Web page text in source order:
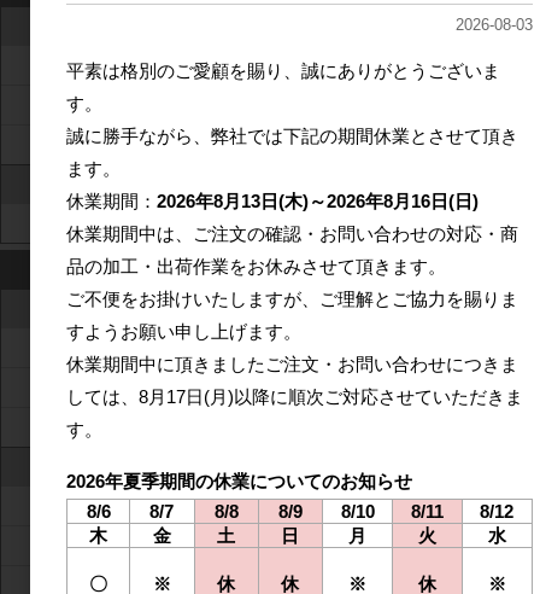
Hタイプ
ENタイプ
PIFタイプ
ポリエステルフィルム
東レ ルミラー
汎用グレード
白色高遮蔽グレード
片面易接着
両面易接着
超複屈折ポリエステルフィルム SRF
2026-08-03
平素は格別のご愛顧を賜り、誠にありがとうございま
す。
誠に勝手ながら、弊社では下記の期間休業とさせて頂き
ます。
休業期間： 2026年8月13日(木)～2026年8月16日(日)
休業期間中は、ご注文の確認・お問い合わせの対応・商
品の加工・出荷作業をお休みさせて頂きます。
ご不便をお掛けいたしますが、ご理解とご協力を賜りま
すようお願い申し上げます。
休業期間中に頂きましたご注文・お問い合わせにつきま
しては、 8月17日(月)以降に順次ご対応させていただきま
す。
2026年夏季期間の休業についてのお知らせ
8/6
木
〇
8/7
金
※
8/8
土
休
8/9
日
休
8/10
月
※
8/11
火
休
8/12
水
※